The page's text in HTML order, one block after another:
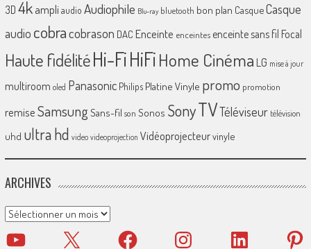
3D 4k ampliaudio Audiophile Blu-ray bluetooth bon plan CasqueCasque
audio cobracobrason DAC Enceinte enceintes enceinte sans fil Focal
Haute fidélitéHi-FiHiFiHome Cinéma LG mise à jour
multiroom oled Panasonic Philips Platine Vinyle promo promotion
remiseSamsungSans-fil son Sonos SonyTVTéléviseur télévision
uhd ultra hd video videoprojection Vidéoprojecteurvinyle
ARCHIVES
Archives
YouTube X Facebook Instagram LinkedIn